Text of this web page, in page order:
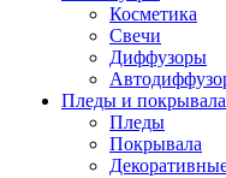
Косметика
Свечи
Диффузоры
Пледы и покрывала
Пледы
Покрывала